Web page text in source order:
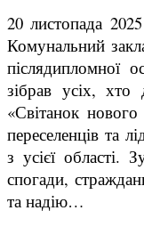
20 листопада
Комунальний
післядипломної
зібрав усіх, хто
«Світанок
переселенців та
з усієї області.
спогади,
та надію…